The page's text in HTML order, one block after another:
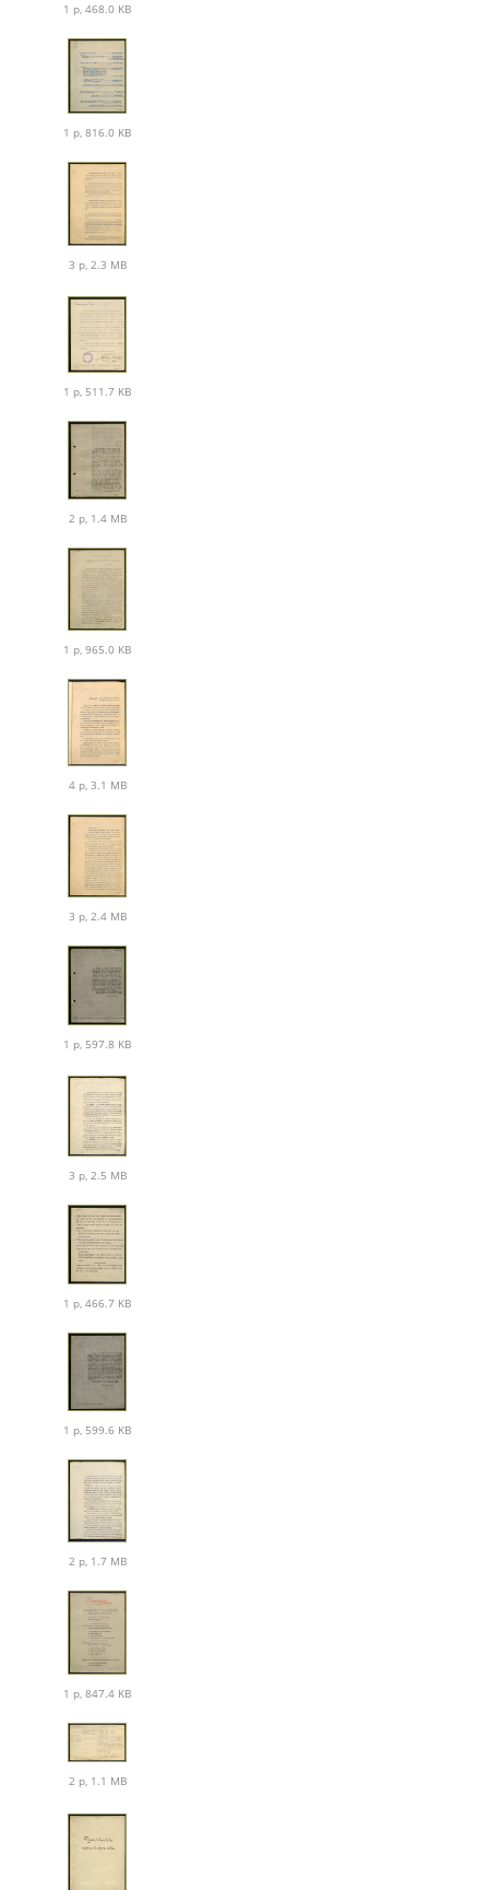
1 p, 468.0 KB
1 p, 816.0 KB
3 p, 2.3 MB
1 p, 511.7 KB
2 p, 1.4 MB
1 p, 965.0 KB
4 p, 3.1 MB
3 p, 2.4 MB
1 p, 597.8 KB
3 p, 2.5 MB
1 p, 466.7 KB
1 p, 599.6 KB
2 p, 1.7 MB
1 p, 847.4 KB
2 p, 1.1 MB